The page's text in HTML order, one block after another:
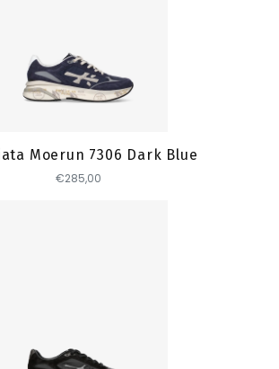
Toevoegen
Moerun 7306 Dark Blue
€285,00